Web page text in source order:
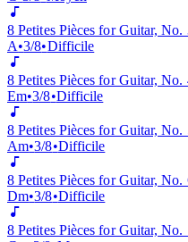
8 Petites Pièces for Guitar, No. 2
C •3/8•Moyen
8 Petites Pièces for Guitar, No. 3
A•3/8•Difficile
8 Petites Pièces for Guitar, No. 4
Em•3/8• Difficile
8 Petites Pièces for Guitar, No. 5
Am•3/8• Difficile
8 Petites Pièces for Guitar, No. 6
Dm•3/8• Difficile